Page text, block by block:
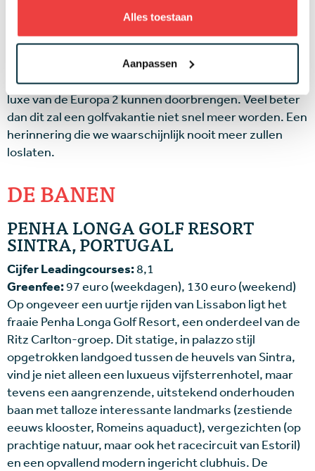
Alles toestaan
Aanpassen
haven voor een nieuw golf- avontuur. Eenmaal op de
in weemoed naar het enorme gevaarte dat achter ons
met vuistdikke touwen ligt afgemeerd. We hadden
zonder problemen nog een week in de comfortabele
luxe van de Europa 2 kunnen doorbrengen. Veel beter
dan dit zal een golfvakantie niet snel meer worden. Een
herinnering die we waarschijnlijk nooit meer zullen
loslaten.
DE BANEN
PENHA LONGA GOLF RESORT
SINTRA, PORTUGAL
Cijfer Leadingcourses:8,1
Greenfee:97 euro (weekdagen), 130 euro (weekend)
Op ongeveer een uurtje rijden van Lissabon ligt het
fraaie Penha Longa Golf Resort, een onderdeel van de
Ritz Carlton-groep. Dit statige, in palazzo stijl
opgetrokken landgoed tussen de heuvels van Sintra,
vind je niet alleen een luxueus vijfsterrenhotel, maar
tevens een aangrenzende, uitstekend onderhouden
baan met talloze interessante landmarks (zestiende
eeuws klooster, Romeins aquaduct), vergezichten (op
prachtige natuur, maar ook het racecircuit van Estoril)
en een opvallend modern ingericht clubhuis. De